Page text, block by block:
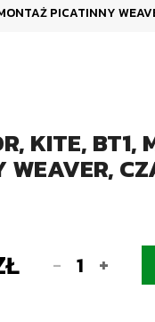
PICATINNY
KITE, BT1,
WEAVER,
- +